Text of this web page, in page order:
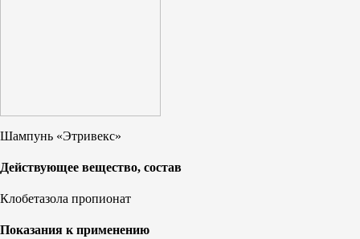
Шампунь «Этривекс»
Действующее вещество, состав
Клобетазола пропионат
Показания к применению